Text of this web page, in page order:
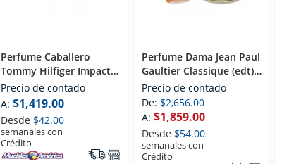
Perfume Caballero
Tommy Hilfiger Impact
(edt) Eau De Toilette 100
Ml
Precio de contado
A: $1,419.00
Desde $42.00
semanales con
Crédito
Perfume Dama Jean Paul
Gaultier Classique (edt)
Eau De Toilette 100 Ml
Precio de contado
De:$2,656.00
A: $1,859.00
Desde $54.00
semanales con
Crédito